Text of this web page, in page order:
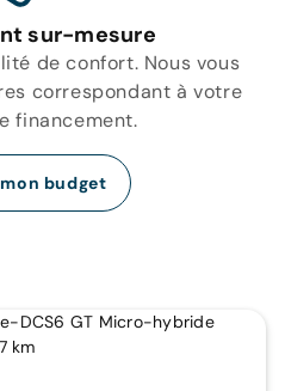
sur-mesure
de confort. Nous vous
correspondant à votre
financement.
budget